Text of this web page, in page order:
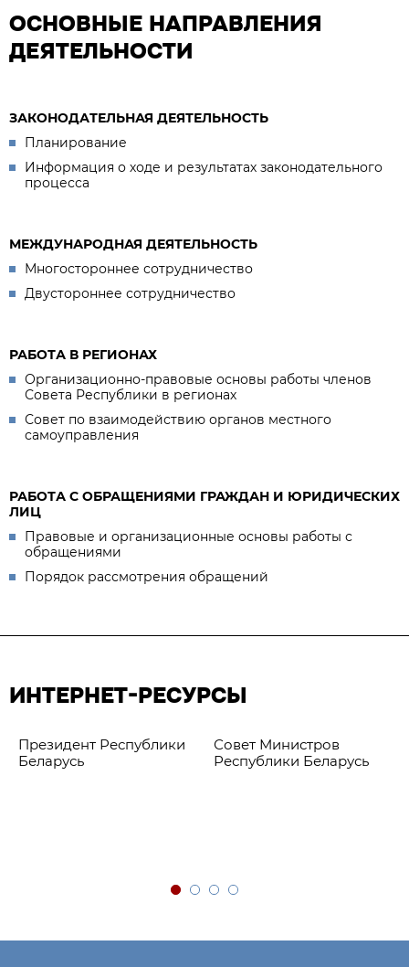
ОСНОВНЫЕ НАПРАВЛЕНИЯ
ДЕЯТЕЛЬНОСТИ
ЗАКОНОДАТЕЛЬНАЯ ДЕЯТЕЛЬНОСТЬ
Планирование
Информация о ходе и результатах законодательного
процесса
МЕЖДУНАРОДНАЯ ДЕЯТЕЛЬНОСТЬ
Многостороннее сотрудничество
Двустороннее сотрудничество
РАБОТА В РЕГИОНАХ
Организационно-правовые основы работы членов
Совета Республики в регионах
Совет по взаимодействию органов местного
самоуправления
РАБОТА С ОБРАЩЕНИЯМИ ГРАЖДАН И ЮРИДИЧЕСКИХ
ЛИЦ
Правовые и организационные основы работы с
обращениями
Порядок рассмотрения обращений
ИНТЕРНЕТ-РЕСУРСЫ
Президент Республики
Беларусь
Совет Министров
Республики Беларусь